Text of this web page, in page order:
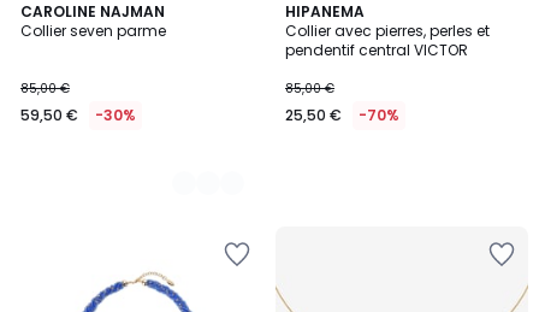
CAROLINE NAJMAN
Collier seven parme
85,00 €
59,50 € -30%
4
Couleurs
HIPANEMA
Collier avec pierres, perles et
pendentif central VICTOR
85,00 €
25,50 € -70%